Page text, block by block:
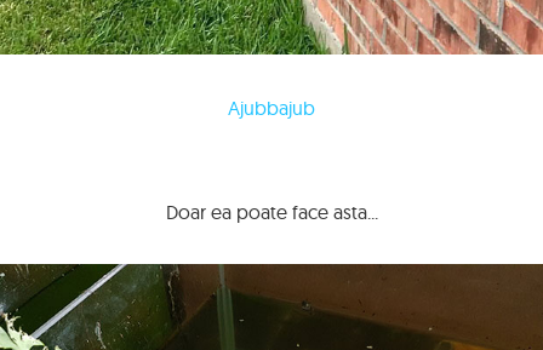
Ajubbajub
Doar ea poate face asta...